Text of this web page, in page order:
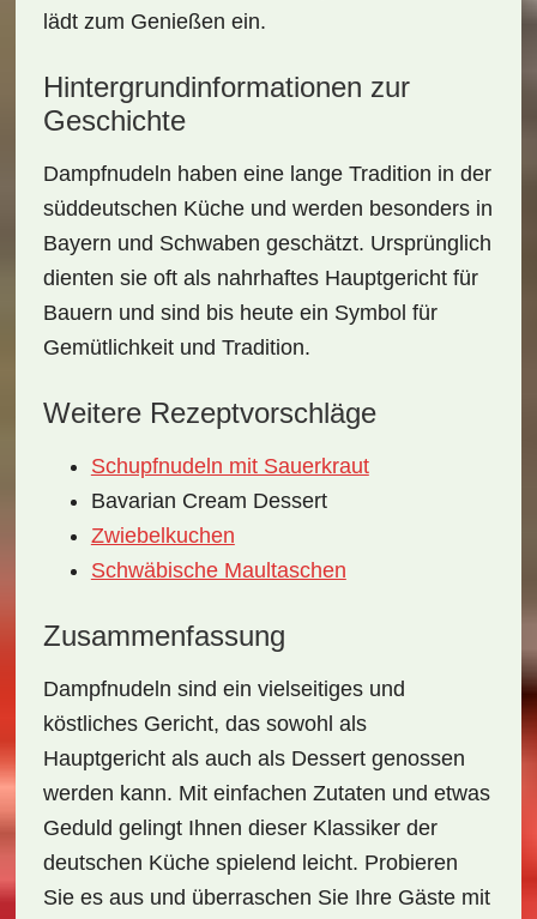
lädt zum Genießen ein.
Hintergrundinformationen zur
Geschichte
Dampfnudeln haben eine lange Tradition in der
süddeutschen Küche und werden besonders in
Bayern und Schwaben geschätzt. Ursprünglich
dienten sie oft als nahrhaftes Hauptgericht für
Bauern und sind bis heute ein Symbol für
Gemütlichkeit und Tradition.
Weitere Rezeptvorschläge
Schupfnudeln mit Sauerkraut
Bavarian Cream Dessert
Zwiebelkuchen
Schwäbische Maultaschen
Zusammenfassung
Dampfnudeln sind ein vielseitiges und
köstliches Gericht, das sowohl als
Hauptgericht als auch als Dessert genossen
werden kann. Mit einfachen Zutaten und etwas
Geduld gelingt Ihnen dieser Klassiker der
deutschen Küche spielend leicht. Probieren
Sie es aus und überraschen Sie Ihre Gäste mit